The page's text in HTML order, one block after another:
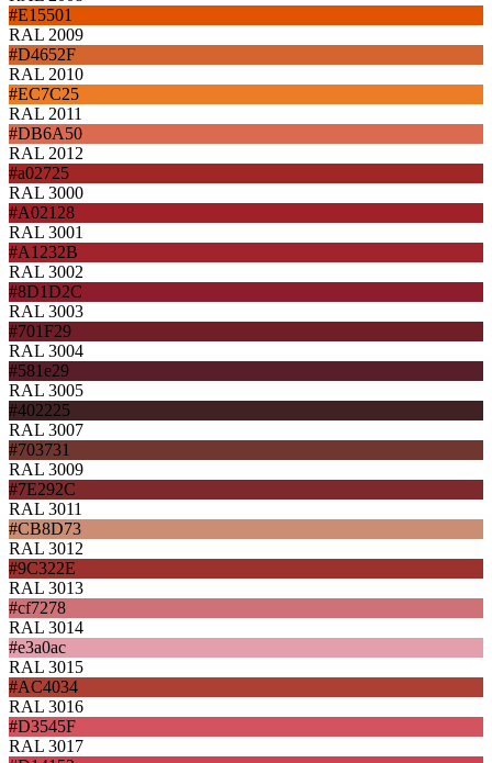
#E15501
RAL 2009
#D4652F
RAL 2010
#EC7C25
RAL 2011
#DB6A50
RAL 2012
#a02725
RAL 3000
#A02128
RAL 3001
#A1232B
RAL 3002
#8D1D2C
RAL 3003
#701F29
RAL 3004
#581e29
RAL 3005
#402225
RAL 3007
#703731
RAL 3009
#7E292C
RAL 3011
#CB8D73
RAL 3012
#9C322E
RAL 3013
#cf7278
RAL 3014
#e3a0ac
RAL 3015
#AC4034
RAL 3016
#D3545F
RAL 3017